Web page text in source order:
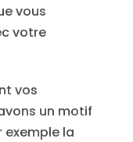
vous
votre
vos
un motif
exemple la